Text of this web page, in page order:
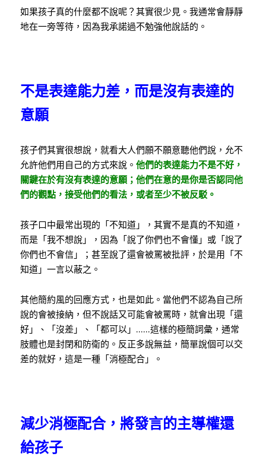
如果孩子真的什麼都不說呢？其實很少見。我通常會靜靜
地在一旁等待，因為我承諾過不勉強他說話的。
不是表達能力差，而是沒有表達的
意願
孩子們其實很想說，就看大人們願不願意聽他們說，允不
允許他們用自己的方式來說。 他們的表達能力不是不好，
關鍵在於有沒有表達的意願；他們在意的是你是否認同他
們的觀點，接受他們的看法，或者至少不被反駁。
孩子口中最常出現的「不知道」，其實不是真的不知道，
而是「我不想說」，因為「說了你們也不會懂」或「說了
你們也不會信」；甚至說了還會被罵被批評，於是用「不
知道」一言以蔽之。
其他簡約風的回應方式，也是如此。當他們不認為自己所
說的會被接納，但不說話又可能會被罵時，就會出現「還
好」、「沒差」、「都可以」……這樣的極簡詞彙，通常
肢體也是封閉和防衛的。反正多說無益，簡單說個可以交
差的就好，這是一種「消極配合」。
減少消極配合，將發言的主導權還
給孩子